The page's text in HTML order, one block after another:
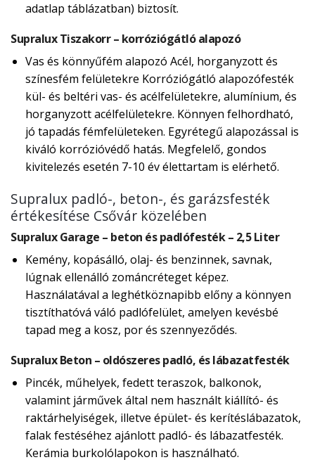
adatlap táblázatban) biztosít.
Supralux Tiszakorr – korróziógátló alapozó
Vas és könnyűfém alapozó Acél, horganyzott és
színesfém felületekre Korróziógátló alapozófesték
kül- és beltéri vas- és acélfelületekre, alumínium, és
horganyzott acélfelületekre. Könnyen felhordható,
jó tapadás fémfelületeken. Egyrétegű alapozással is
kiváló korrózióvédő hatás. Megfelelő, gondos
kivitelezés esetén 7-10 év élettartam is elérhető.
Supralux padló-, beton-, és garázsfesték
értékesítése Csővár közelében
Supralux Garage – beton és padlófesték – 2,5 Liter
Kemény, kopásálló, olaj- és benzinnek, savnak,
lúgnak ellenálló zománcréteget képez.
Használatával a leghétköznapibb előny a könnyen
tisztíthatóvá váló padlófelület, amelyen kevésbé
tapad meg a kosz, por és szennyeződés.
Supralux Beton – oldószeres padló, és lábazatfesték
Pincék, műhelyek, fedett teraszok, balkonok,
valamint járművek által nem használt kiállító- és
raktárhelyiségek, illetve épület- és kerítéslábazatok,
falak festéséhez ajánlott padló- és lábazatfesték.
Kerámia burkolólapokon is használható.